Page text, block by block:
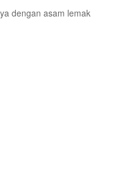
dengan asam lemak